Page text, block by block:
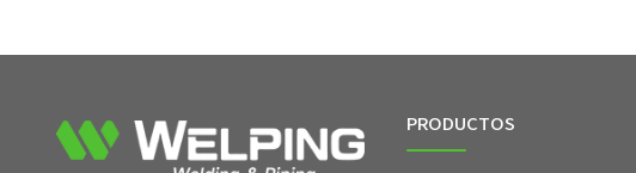
PRODUCTOS